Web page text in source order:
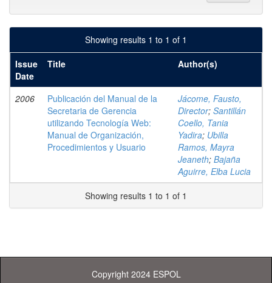
Showing results 1 to 1 of 1
Issue
Date
Title Author(s)
2006
Publicación del Manual de la
Secretaria de Gerencia
utilizando Tecnología Web:
Manual de Organización,
Procedimientos y Usuario
Jácome, Fausto,
Director; Santillán
Coello, Tania
Yadira; Ubilla
Ramos, Mayra
Jeaneth; Bajaña
Aguirre, Elba Lucia
Showing results 1 to 1 of 1
Copyright 2024 ESPOL